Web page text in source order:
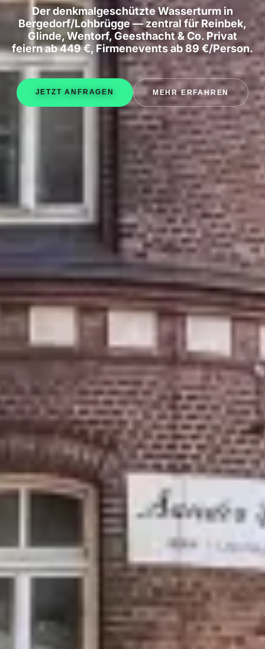
Der denkmalgeschützte Wasserturm in
Bergedorf/Lohbrügge — zentral für Reinbek,
Glinde, Wentorf, Geesthacht & Co. Privat
feiern ab 449 €, Firmenevents ab 89 €/Person.
JETZT ANFRAGEN MEHR ERFAHREN